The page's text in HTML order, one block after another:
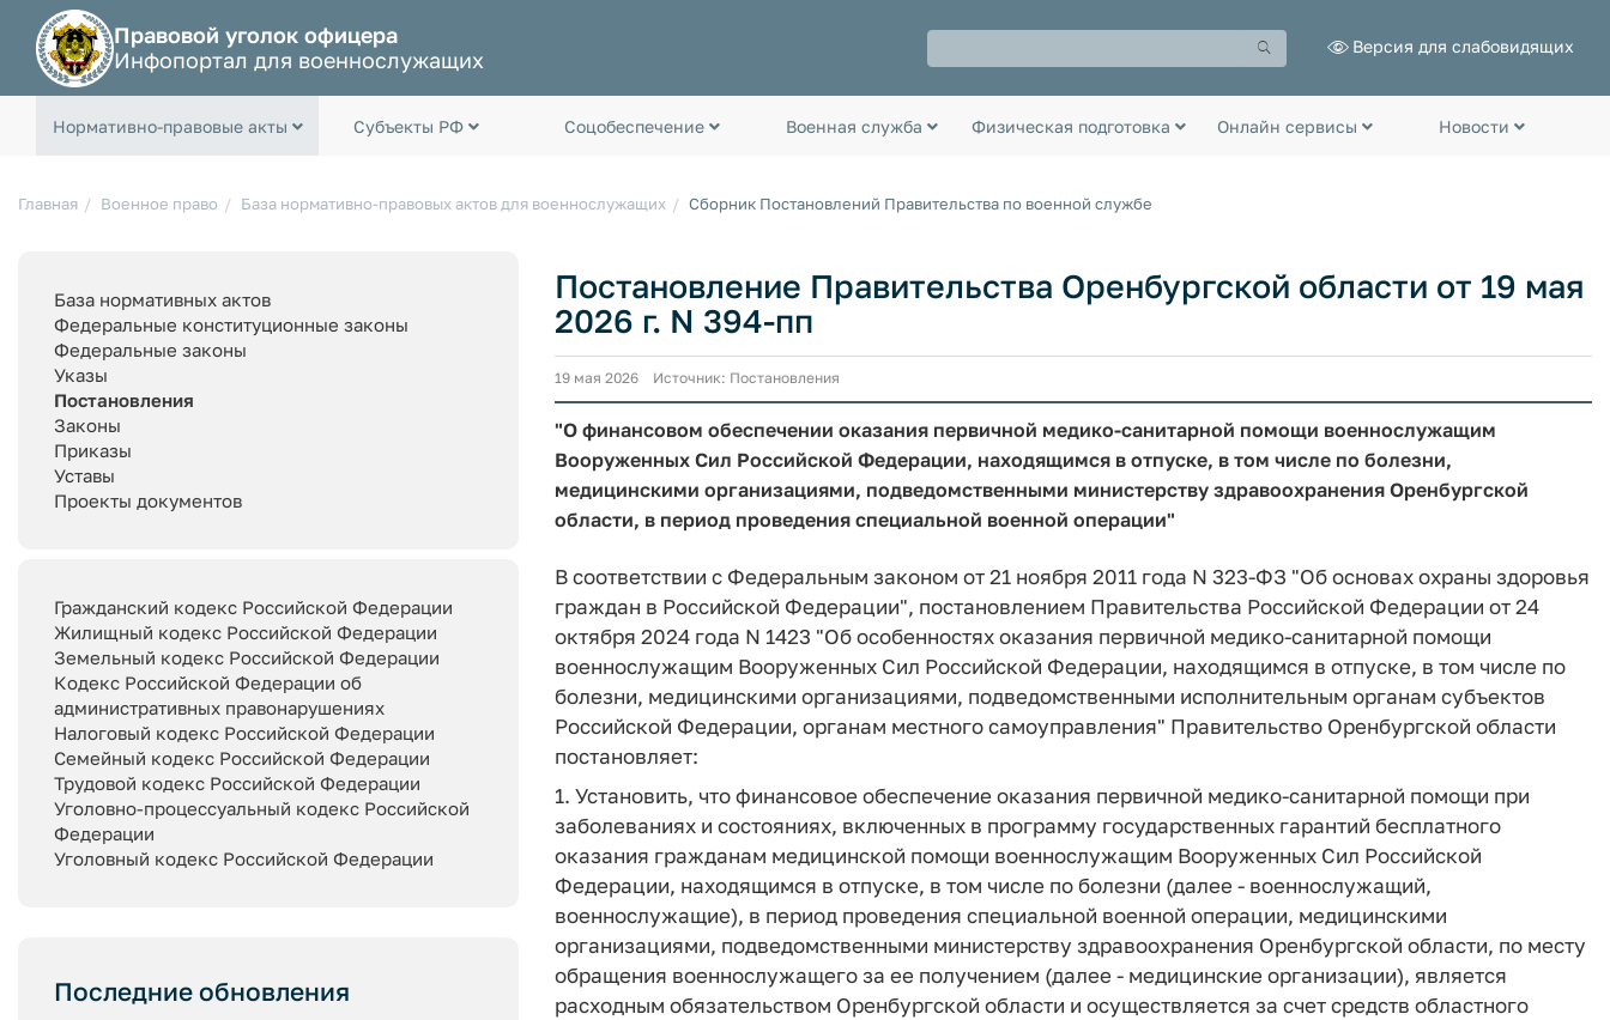
Правовой уголок офицера
Инфопортал для военнослужащих
Версия для слабовидящих
Нормативно-правовые акты Субъекты РФ Соцобеспечение Военная служба Физическая подготовка Онлайн сервисы Новости
Главная Военное право База нормативно-правовых актов для военнослужащих Сборник Постановлений Правительства по военной службе
База нормативных актов
Федеральные конституционные законы
Федеральные законы
Указы
Постановления
Законы
Приказы
Уставы
Проекты документов
Гражданский кодекс Российской Федерации
Жилищный кодекс Российской Федерации
Земельный кодекс Российской Федерации
Кодекс Российской Федерации об
административных правонарушениях
Налоговый кодекс Российской Федерации
Семейный кодекс Российской Федерации
Трудовой кодекс Российской Федерации
Уголовно-процессуальный кодекс Российской
Федерации
Уголовный кодекс Российской Федерации
Последние обновления
Постановление Правительства Оренбургской области от 19 мая
2026 г. N 394-пп
19 мая 2026 Источник: Постановления
"О финансовом обеспечении оказания первичной медико-санитарной помощи военнослужащим
Вооруженных Сил Российской Федерации, находящимся в отпуске, в том числе по болезни,
медицинскими организациями, подведомственными министерству здравоохранения Оренбургской
области, в период проведения специальной военной операции"
В соответствии с Федеральным законом от 21 ноября 2011 года N 323-ФЗ "Об основах охраны здоровья
граждан в Российской Федерации", постановлением Правительства Российской Федерации от 24
октября 2024 года N 1423 "Об особенностях оказания первичной медико-санитарной помощи
военнослужащим Вооруженных Сил Российской Федерации, находящимся в отпуске, в том числе по
болезни, медицинскими организациями, подведомственными исполнительным органам субъектов
Российской Федерации, органам местного самоуправления" Правительство Оренбургской области
постановляет:
1. Установить, что финансовое обеспечение оказания первичной медико-санитарной помощи при
заболеваниях и состояниях, включенных в программу государственных гарантий бесплатного
оказания гражданам медицинской помощи военнослужащим Вооруженных Сил Российской
Федерации, находящимся в отпуске, в том числе по болезни (далее - военнослужащий,
военнослужащие), в период проведения специальной военной операции, медицинскими
организациями, подведомственными министерству здравоохранения Оренбургской области, по месту
обращения военнослужащего за ее получением (далее - медицинские организации), является
расходным обязательством Оренбургской области и осуществляется за счет средств областного